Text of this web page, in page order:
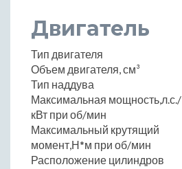
Двигатель
Тип двигателя
Объем двигателя, см³
Тип наддува
Максимальная мощность,л.с./
кВт при об/мин
Максимальный крутящий
момент,Н*м при об/мин
Расположение цилиндров